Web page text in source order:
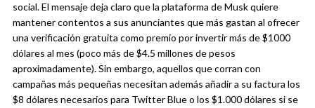
social. El mensaje deja claro que la plataforma de Musk quiere
mantener contentos a sus anunciantes que más gastan al ofrecer
una verificación gratuita como premio por invertir más de $1000
dólares al mes (poco más de $4.5 millones de pesos
aproximadamente). Sin embargo, aquellos que corran con
campañas más pequeñas necesitan además añadir a su factura los
$8 dólares necesarios para Twitter Blue o los $1.000 dólares si se